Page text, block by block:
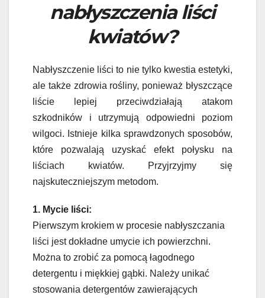
nabłyszczenia liści
kwiatów?
Nabłyszczenie liści to nie tylko kwestia estetyki,
ale także zdrowia rośliny, ponieważ błyszczące
liście lepiej przeciwdziałają atakom
szkodników i utrzymują odpowiedni poziom
wilgoci. Istnieje kilka sprawdzonych sposobów,
które pozwalają uzyskać efekt połysku na
liściach kwiatów. Przyjrzyjmy się
najskuteczniejszym metodom.
1. Mycie liści:
Pierwszym krokiem w procesie nabłyszczania
liści jest dokładne umycie ich powierzchni.
Można to zrobić za pomocą łagodnego
detergentu i miękkiej gąbki. Należy unikać
stosowania detergentów zawierających